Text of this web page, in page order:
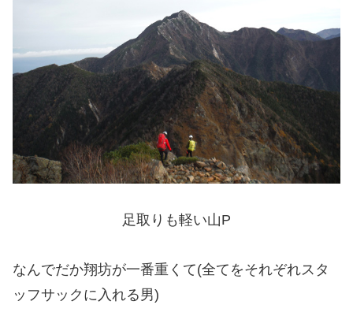
足取りも軽い山P
なんでだか翔坊が一番重くて(全てをそれぞれスタ
ッフサックに入れる男)